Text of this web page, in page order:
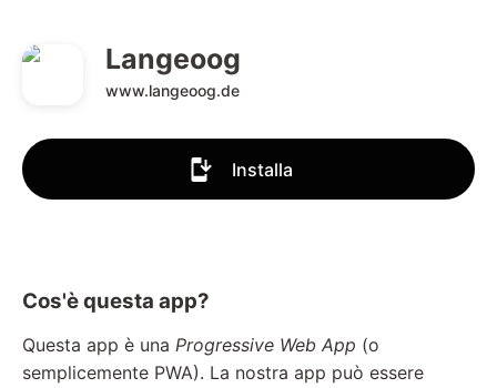
Langeoog
www.langeoog.de
Installa
Cos'è questa app?
Questa app è una Progressive Web App (o
semplicemente PWA). La nostra app può essere